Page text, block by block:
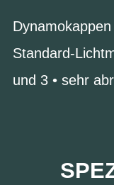
Standard-
und 3 • sehr